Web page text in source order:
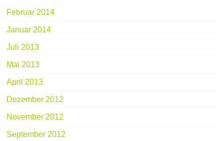
Februar 2014
Januar 2014
Juli 2013
Mai 2013
April 2013
Dezember 2012
November 2012
September 2012